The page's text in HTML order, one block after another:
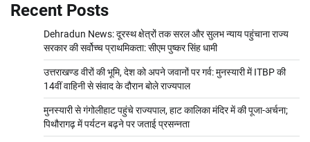
Recent Posts
Dehradun News: दूरस्थ क्षेत्रों तक सरल और सुलभ न्याय पहुंचाना राज्य
सरकार की सर्वोच्च प्राथमिकता: सीएम पुष्कर सिंह धामी
उत्तराखण्ड वीरों की भूमि, देश को अपने जवानों पर गर्व: मुनस्यारी में ITBP की
14वीं वाहिनी से संवाद के दौरान बोले राज्यपाल
मुनस्यारी से गंगोलीहाट पहुंचे राज्यपाल, हाट कालिका मंदिर में की पूजा-अर्चना;
पिथौरागढ़ में पर्यटन बढ़ने पर जताई प्रसन्नता